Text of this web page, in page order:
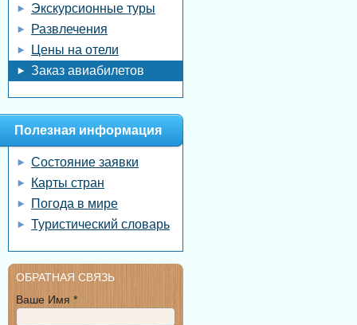
Экскурсионные туры
Развлечения
Цены на отели
Заказ авиабилетов
Полезная информация
Состояние заявки
Карты стран
Погода в мире
Туристический словарь
ОБРАТНАЯ СВЯЗЬ
Ваше Имя *